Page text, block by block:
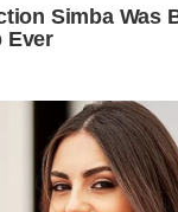
berkuat kuasa
bermula 1